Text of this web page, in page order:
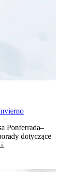
Ponferrada–
dotyczące